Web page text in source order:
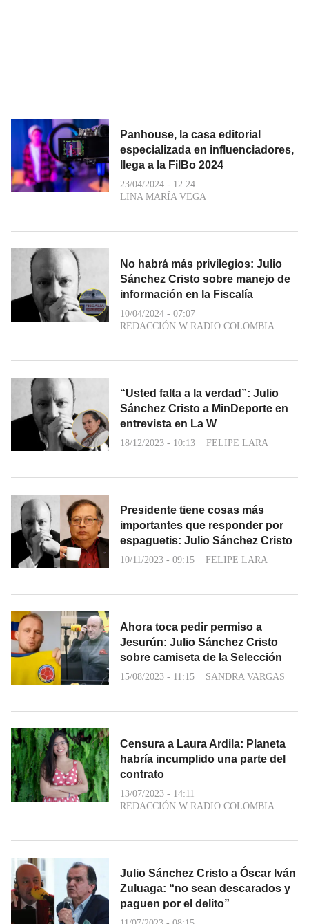
Panhouse, la casa editorial
especializada en influenciadores,
llega a la FilBo 2024
23/04/2024 - 12:24
LINA MARÍA VEGA
No habrá más privilegios: Julio
Sánchez Cristo sobre manejo de
información en la Fiscalía
10/04/2024 - 07:07
REDACCIÓN W RADIO COLOMBIA
“Usted falta a la verdad”: Julio
Sánchez Cristo a MinDeporte en
entrevista en La W
18/12/2023 - 10:13 FELIPE LARA
Presidente tiene cosas más
importantes que responder por
espaguetis: Julio Sánchez Cristo
10/11/2023 - 09:15 FELIPE LARA
Ahora toca pedir permiso a
Jesurún: Julio Sánchez Cristo
sobre camiseta de la Selección
15/08/2023 - 11:15 SANDRA VARGAS
Censura a Laura Ardila: Planeta
habría incumplido una parte del
contrato
13/07/2023 - 14:11
REDACCIÓN W RADIO COLOMBIA
Julio Sánchez Cristo a Óscar Iván
Zuluaga: “no sean descarados y
paguen por el delito”